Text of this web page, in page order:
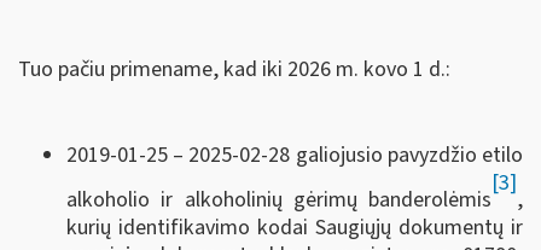
Tuo pačiu primename, kad iki 2026 m. kovo 1 d.:
2019-01-25 – 2025-02-28 galiojusio pavyzdžio etilo
alkoholio ir alkoholinių gėrimų banderolėmis
[3]
,
kurių identifikavimo kodai Saugiųjų dokumentų ir